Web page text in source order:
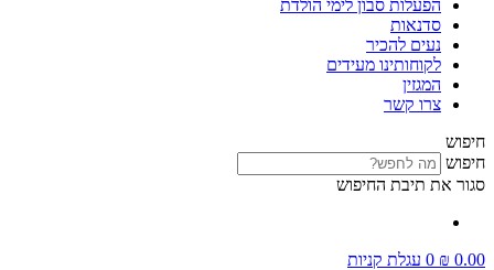
הפעלות סבון לימי הולדת
סדנאות
נעים להכיר
לקוחותינו מעידים
המגזין
צרו קשר
חיפוש
חיפוש
סגור את תיבת החיפוש
₪ 0.00
0 עגלת קניות